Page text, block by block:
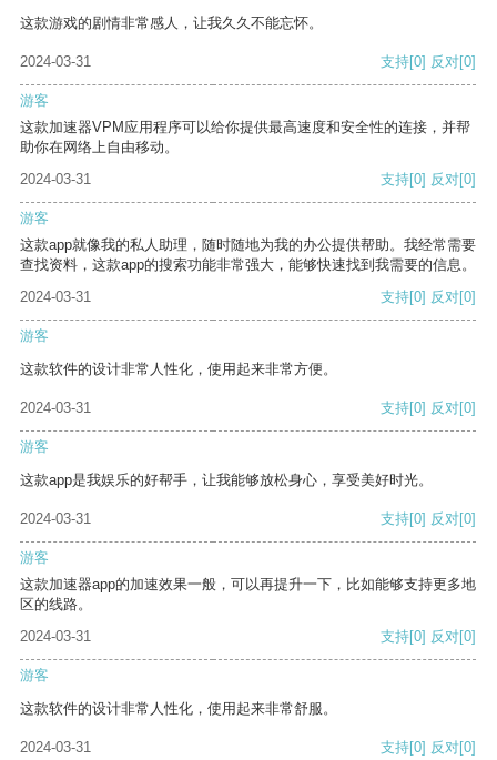
这款游戏的剧情非常感人，让我久久不能忘怀。
2024-03-31 支持[0] 反对[0]
游客
这款加速器VPM应用程序可以给你提供最高速度和安全性的连接，并帮
助你在网络上自由移动。
2024-03-31
支持[0] 反对[0]
游客
这款app就像我的私人助理，随时随地为我的办公提供帮助。我经常需要
查找资料，这款app的搜索功能非常强大，能够快速找到我需要的信息。
2024-03-31
支持[0] 反对[0]
游客
这款软件的设计非常人性化，使用起来非常方便。
2024-03-31 支持[0] 反对[0]
游客
这款app是我娱乐的好帮手，让我能够放松身心，享受美好时光。
2024-03-31 支持[0] 反对[0]
游客
这款加速器app的加速效果一般，可以再提升一下，比如能够支持更多地
区的线路。
2024-03-31
支持[0] 反对[0]
游客
这款软件的设计非常人性化，使用起来非常舒服。
2024-03-31 支持[0] 反对[0]